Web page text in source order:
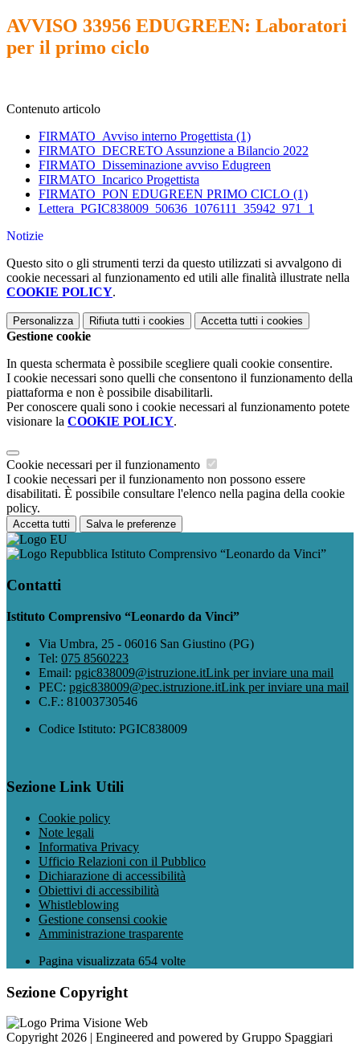
AVVISO 33956 EDUGREEN: Laboratori
per il primo ciclo
Contenuto articolo
FIRMATO_Avviso interno Progettista (1)
FIRMATO_DECRETO Assunzione a Bilancio 2022
FIRMATO_Disseminazione avviso Edugreen
FIRMATO_Incarico Progettista
FIRMATO_PON EDUGREEN PRIMO CICLO (1)
Lettera_PGIC838009_50636_1076111_35942_971_1
Notizie
Questo sito o gli strumenti terzi da questo utilizzati si avvalgono di
cookie necessari al funzionamento ed utili alle finalità illustrate nella
COOKIE POLICY.
Personalizza Rifiuta tutti i cookies Accetta tutti i cookies
Gestione cookie
In questa schermata è possibile scegliere quali cookie consentire.
I cookie necessari sono quelli che consentono il funzionamento della
piattaforma e non è possibile disabilitarli.
Per conoscere quali sono i cookie necessari al funzionamento potete
visionare la COOKIE POLICY.
Cookie necessari per il funzionamento
I cookie necessari per il funzionamento non possono essere
disabilitati. È possibile consultare l'elenco nella pagina della cookie
policy.
Accetta tutti Salva le preferenze
Istituto Comprensivo “Leonardo da Vinci”
Contatti
Istituto Comprensivo “Leonardo da Vinci”
Via Umbra, 25 - 06016 San Giustino (PG)
Tel: 075 8560223
Email: pgic838009@istruzione.itLink per inviare una mail
PEC: pgic838009@pec.istruzione.itLink per inviare una mail
C.F.: 81003730546
Codice Istituto: PGIC838009
Sezione Link Utili
Cookie policy
Note legali
Informativa Privacy
Ufficio Relazioni con il Pubblico
Dichiarazione di accessibilità
Obiettivi di accessibilità
Whistleblowing
Gestione consensi cookie
Amministrazione trasparente
Pagina visualizzata 654 volte
Sezione Copyright
Copyright 2026 | Engineered and powered by Gruppo Spaggiari